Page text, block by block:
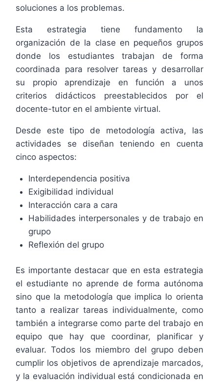
soluciones a los problemas.
Esta estrategia tiene fundamento la
organización de la clase en pequeños grupos
donde los estudiantes trabajan de forma
coordinada para resolver tareas y desarrollar
su propio aprendizaje en función a unos
criterios didácticos preestablecidos por el
docente-tutor en el ambiente virtual.
Desde este tipo de metodología activa, las
actividades se diseñan teniendo en cuenta
cinco aspectos:
Interdependencia positiva
Exigibilidad individual
Interacción cara a cara
Habilidades interpersonales y de trabajo en
grupo
Reflexión del grupo
Es importante destacar que en esta estrategia
el estudiante no aprende de forma autónoma
sino que la metodología que implica lo orienta
tanto a realizar tareas individualmente, como
también a integrarse como parte del trabajo en
equipo que hay que coordinar, planificar y
evaluar. Todos los miembro del grupo deben
cumplir los objetivos de aprendizaje marcados,
y la evaluación individual está condicionada en